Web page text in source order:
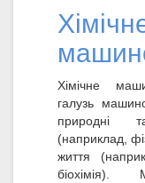
Хімічне
галузь
природні
(наприклад,
життя
біохімія).